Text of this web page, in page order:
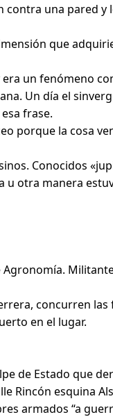
una pared y
que
un fenómeno
Un día el
frase.
porque la cosa
Conocidos
u otra manera
concurren
en el lugar.
de Estado que
Rincón esquina
armados “a